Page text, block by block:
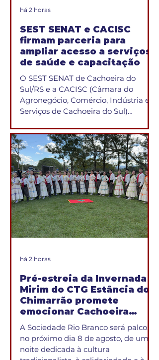
SEST SENAT e CACISC
firmam parceria para
ampliar acesso a serviços
de saúde e capacitação
O SEST SENAT de Cachoeira do
Sul/RS e a CACISC (Câmara do
Agronegócio, Comércio, Indústria e
Serviços de Cachoeira do Sul)
com o objetivo de ampliar o acesso
dos colaboradores, associados e seus
dependentes aos serviços oferecidos
pela instituição. O acordo foi
assinado pelo presidente da CACISC,
Rafael Quadros, e representa uma
nova iniciativa de integração entre
as entidades, proporcionando
benefícios nas áreas de saúde,
qualificação e desenv
há 2 horas
Pré-estreia da Invernada
Mirim do CTG Estância do
Chimarrão promete
emocionar Cachoeira
neste sábado
A Sociedade Rio Branco será palco,
no próximo dia 8 de agosto, de uma
noite dedicada à cultura
há 2 horas